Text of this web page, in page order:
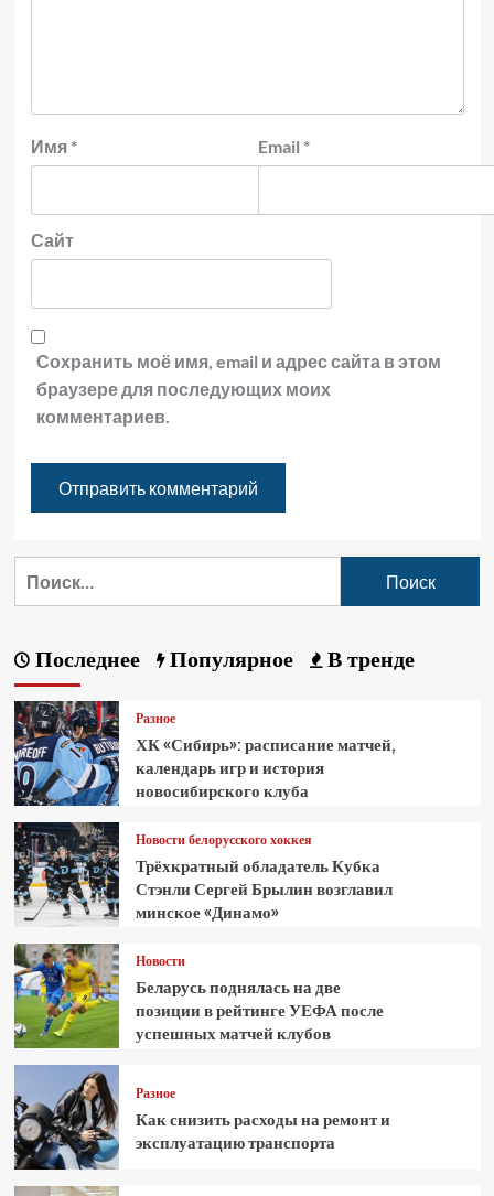
Имя * Email *
Сайт
Сохранить моё имя, email и адрес сайта в этом
браузере для последующих моих
комментариев.
Последнее Популярное В тренде
Разное
ХК «Сибирь»: расписание матчей,
календарь игр и история
новосибирского клуба
Новости белорусского хоккея
Трёхкратный обладатель Кубка
Стэнли Сергей Брылин возглавил
минское «Динамо»
Новости
Беларусь поднялась на две
позиции в рейтинге УЕФА после
успешных матчей клубов
Разное
Как снизить расходы на ремонт и
эксплуатацию транспорта